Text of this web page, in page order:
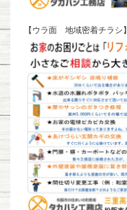
【ウラ面 地域密着チラシ】